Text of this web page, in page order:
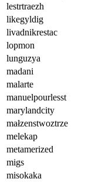
lestrtraezh
likegyldig
livadnikrestac
lopmon
lunguzya
madani
malarte
manuelpourlesst
marylandcity
małzenstwoztrze
melekap
metamerized
migs
misokaka